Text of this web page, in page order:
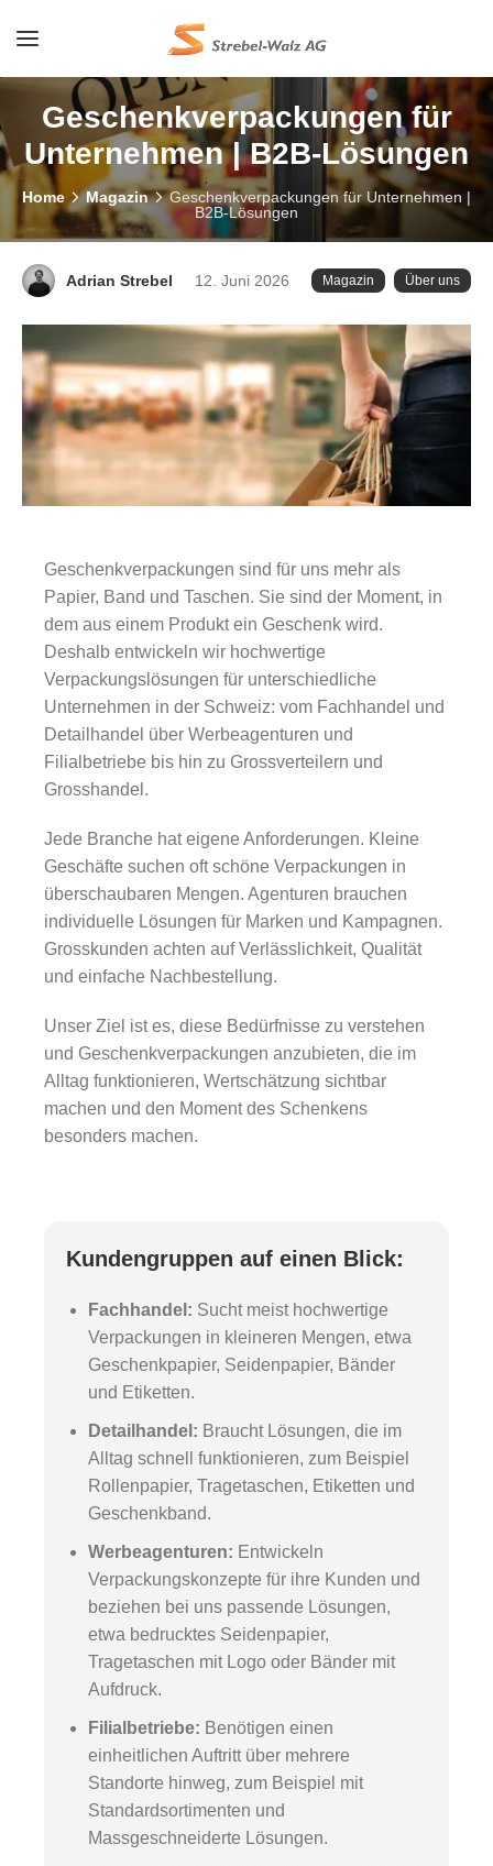
Geschenkverpackungen für
Unternehmen | B2B-Lösungen
Home Magazin
Geschenkverpackungen für Unternehmen |
B2B-Lösungen
Adrian Strebel 12. Juni 2026 Magazin Über uns
Geschenkverpackungen sind für uns mehr als
Papier, Band und Taschen. Sie sind der Moment, in
dem aus einem Produkt ein Geschenk wird.
Deshalb entwickeln wir hochwertige
Verpackungslösungen für unterschiedliche
Unternehmen in der Schweiz: vom Fachhandel und
Detailhandel über Werbeagenturen und
Filialbetriebe bis hin zu Grossverteilern und
Grosshandel.
Jede Branche hat eigene Anforderungen. Kleine
Geschäfte suchen oft schöne Verpackungen in
überschaubaren Mengen. Agenturen brauchen
individuelle Lösungen für Marken und Kampagnen.
Grosskunden achten auf Verlässlichkeit, Qualität
und einfache Nachbestellung.
Unser Ziel ist es, diese Bedürfnisse zu verstehen
und Geschenkverpackungen anzubieten, die im
Alltag funktionieren, Wertschätzung sichtbar
machen und den Moment des Schenkens
besonders machen.
Kundengruppen auf einen Blick:
Fachhandel: Sucht meist hochwertige
Verpackungen in kleineren Mengen, etwa
Geschenkpapier, Seidenpapier, Bänder
und Etiketten.
Detailhandel: Braucht Lösungen, die im
Alltag schnell funktionieren, zum Beispiel
Rollenpapier, Tragetaschen, Etiketten und
Geschenkband.
Werbeagenturen: Entwickeln
Verpackungskonzepte für ihre Kunden und
beziehen bei uns passende Lösungen,
etwa bedrucktes Seidenpapier,
Tragetaschen mit Logo oder Bänder mit
Aufdruck.
Filialbetriebe: Benötigen einen
einheitlichen Auftritt über mehrere
Standorte hinweg, zum Beispiel mit
Standardsortimenten und
Massgeschneiderte Lösungen.